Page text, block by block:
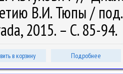
В.И. Тюпы /
2015. – С. 85-94.
в корзину Подробнее